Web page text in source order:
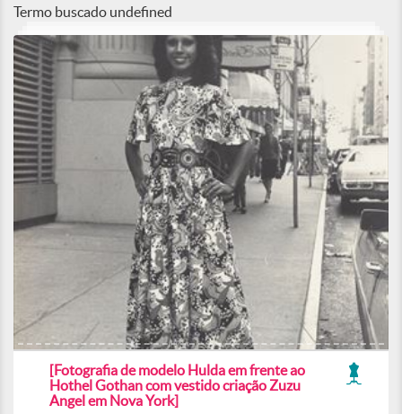
Termo buscado undefined
[Fotografia de modelo Hulda em frente ao
Hothel Gothan com vestido criação Zuzu
Angel em Nova York]